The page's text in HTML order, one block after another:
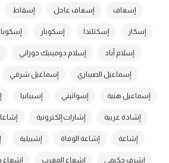
إسعاف إسعاف عاجل إسقاط
إسكار إسكتلندا إسكوبار
إسلام أباد إسلام دومينيك حوراني
إسماعيل الصيباري إسماعيل شرقي
إسماعيل هنية إسواتيني إسيبانيا
إشادة عربية إشارات إلكترونية
إشاعة إشاعة الوفاة إشبيلية
إشرف حكيمي إشعاع المغرب إشعاع